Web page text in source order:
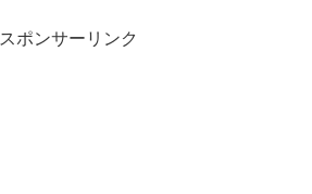
スポンサーリンク